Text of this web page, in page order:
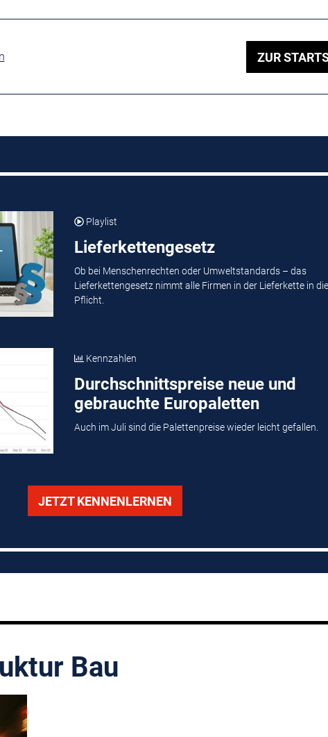
ZUR
Playlist
Lieferkettengesetz
Ob bei Menschenrechten oder Umweltstandards – das
Lieferkettengesetz nimmt alle Firmen in der Lieferkette in die
Pflicht.
Kennzahlen
Durchschnittspreise neue und
gebrauchte Europaletten
Auch im Juli sind die Palettenpreise wieder leicht gefallen.
JETZT KENNENLERNEN
Bau